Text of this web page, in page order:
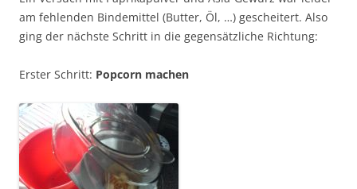
am fehlenden Bindemittel (Butter, Öl, …) gescheitert. Also
ging der nächste Schritt in die gegensätzliche Richtung:
Erster Schritt: Popcorn machen